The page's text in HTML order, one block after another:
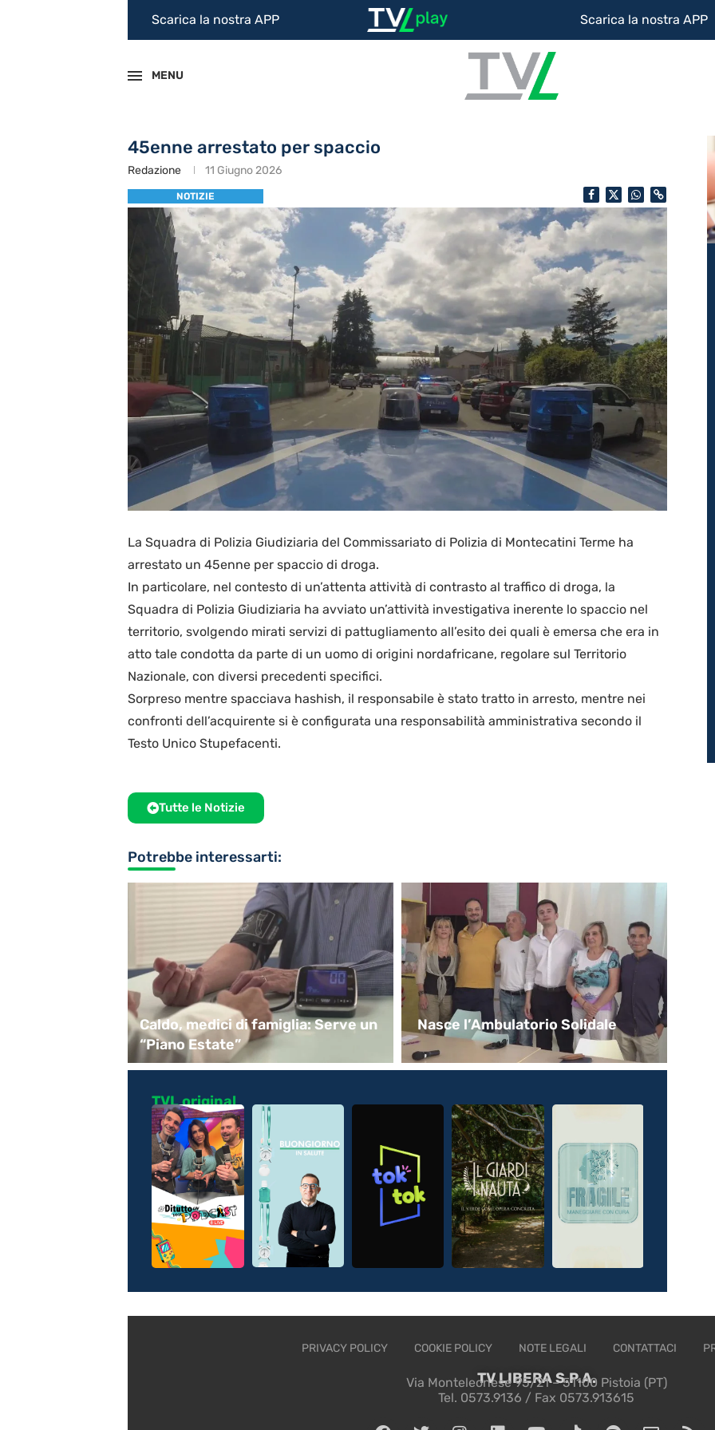
Scarica la nostra APP Scarica la nostra APP
MENU
45enne arrestato per spaccio
Redazione 11 Giugno 2026
NOTIZIE
La Squadra di Polizia Giudiziaria del Commissariato di Polizia di Montecatini Terme ha
arrestato un 45enne per spaccio di droga.
In particolare, nel contesto di un’attenta attività di contrasto al traffico di droga, la
Squadra di Polizia Giudiziaria ha avviato un’attività investigativa inerente lo spaccio nel
territorio, svolgendo mirati servizi di pattugliamento all’esito dei quali è emersa che era in
atto tale condotta da parte di un uomo di origini nordafricane, regolare sul Territorio
Nazionale, con diversi precedenti specifici.
Sorpreso mentre spacciava hashish, il responsabile è stato tratto in arresto, mentre nei
confronti dell’acquirente si è configurata una responsabilità amministrativa secondo il
Testo Unico Stupefacenti.
Tutte le Notizie
Potrebbe interessarti:
Caldo, medici di famiglia: Serve un
“Piano Estate”
Nasce l’Ambulatorio Solidale
TVL original
PRIVACY POLICY COOKIE POLICY NOTE LEGALI CONTATTACI
TV LIBERA S.P.A.
Via Monteleonese 95/21 – 51100 Pistoia (PT)
Tel. 0573.9136 / Fax 0573.913615